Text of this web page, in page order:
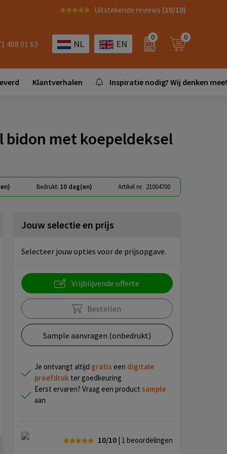
Uitstekende reviews (10/10)
408 01 63 NL EN
0 0
Klantverhalen Inspiratie nodig? Wij denken mee!
bidon met koepeldeksel
Bedrukt: 10 dag(en) Artikel nr. 21004700
Jouw selectie en prijs
Selecteer jouw opties voor de prijsopgave.
Vrijblijvende offerte
Bestellen
Sample aanvragen (onbedrukt)
Je ontvangt altijd gratis een digitale
proefdrukter goedkeuring
Eerst ervaren? Vraag een product sample
aan
10/10 | 1 beoordelingen